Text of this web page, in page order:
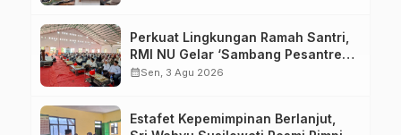
Perkuat Lingkungan Ramah Santri,
RMI NU Gelar ‘Sambang Pesantren’
di Pati
calendar_monthSen, 3 Agu 2026
Estafet Kepemimpinan Berlanjut,